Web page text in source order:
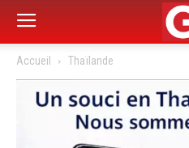
Accueil Thaïlande